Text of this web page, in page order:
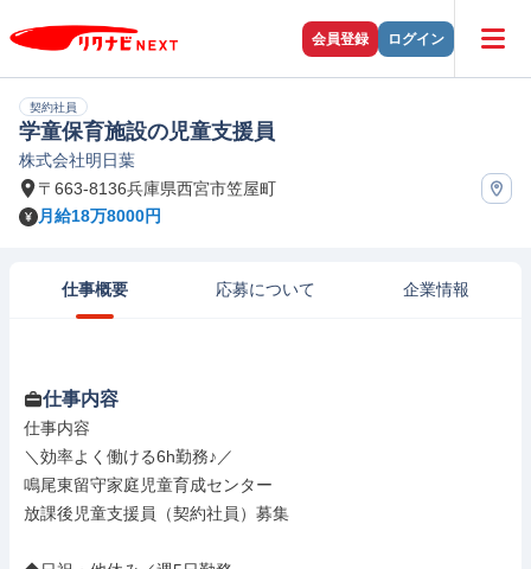
会員登録 ログイン
契約社員
学童保育施設の児童支援員
株式会社明日葉
〒663-8136兵庫県西宮市笠屋町
月給18万8000円
仕事概要 応募について 企業情報
仕事内容
仕事内容
＼効率よく働ける6h勤務♪／
鳴尾東留守家庭児童育成センター
放課後児童支援員（契約社員）募集